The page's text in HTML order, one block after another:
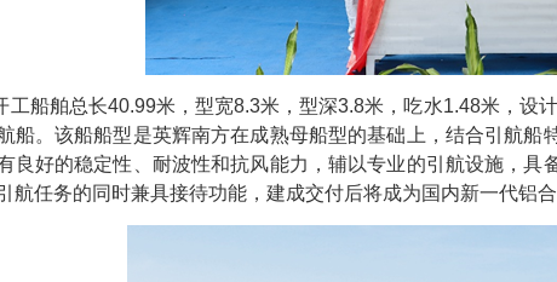
船舶总长40.99米，型宽8.3米，型深3.8米，吃水1.48米，设
船。该船船型是英辉南方在成熟母船型的基础上，结合引航
良好的稳定性、耐波性和抗风能力，辅以专业的引航设施，
航任务的同时兼具接待功能，建成交付后将成为国内新一代铝合